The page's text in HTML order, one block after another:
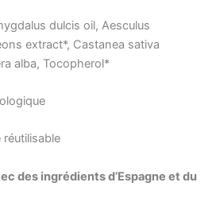
dulcis oil, Aesculus
extract*, Castanea sativa
alba, Tocopherol*
réutilisable
des ingrédients d’Espagne et du